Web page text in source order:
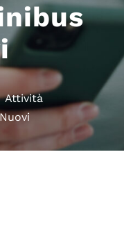
Attività